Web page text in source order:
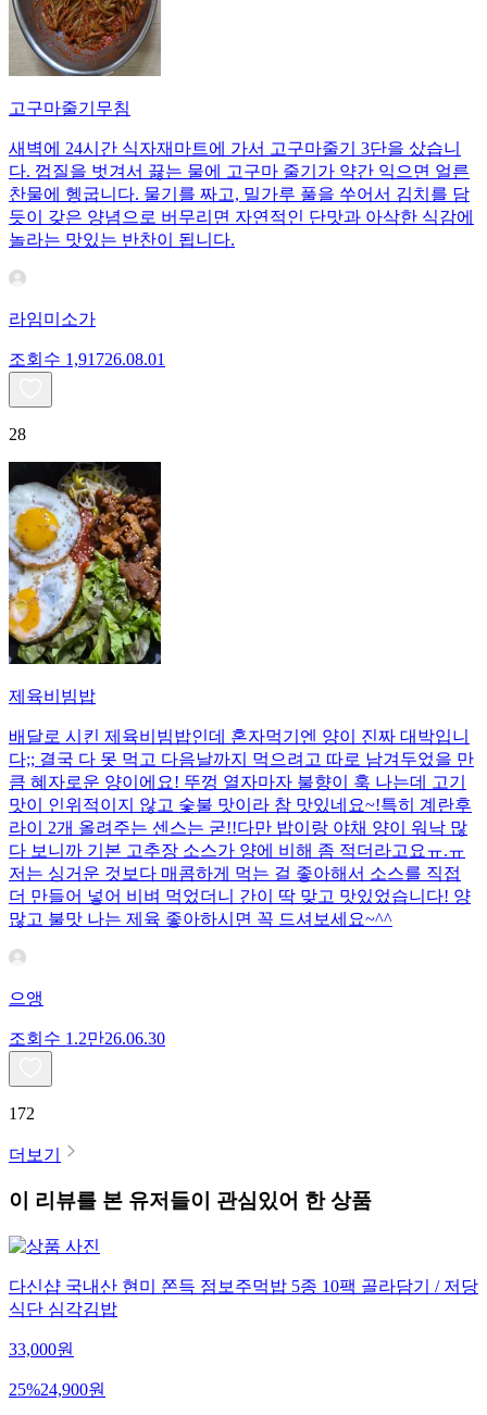
고구마줄기무침
새벽에 24시간 식자재마트에 가서 고구마줄기 3단을 샀습니
다. 껍질을 벗겨서 끓는 물에 고구마 줄기가 약간 익으면 얼른
찬물에 헹굽니다. 물기를 짜고, 밀가루 풀을 쑤어서 김치를 담
듯이 갖은 양념으로 버무리면 자연적인 단맛과 아삭한 식감에
놀라는 맛있는 반찬이 됩니다.
라임미소가
조회수 1,91726.08.01
28
제육비빔밥
배달로 시킨 제육비빔밥인데 혼자먹기엔 양이 진짜 대박입니
다;; 결국 다 못 먹고 다음날까지 먹으려고 따로 남겨두었을 만
큼 혜자로운 양이에요! 뚜껑 열자마자 불향이 훅 나는데 고기
맛이 인위적이지 않고 숯불 맛이라 참 맛있네요~!특히 계란후
라이 2개 올려주는 센스는 굳!! ​다만 밥이랑 야채 양이 워낙 많
다 보니까 기본 고추장 소스가 양에 비해 좀 적더라고요ㅠ.ㅠ
저는 싱거운 것보다 매콤하게 먹는 걸 좋아해서 소스를 직접
더 만들어 넣어 비벼 먹었더니 간이 딱 맞고 맛있었습니다! 양
많고 불맛 나는 제육 좋아하시면 꼭 드셔보세요~^^
으앵
조회수 1.2만26.06.30
172
더보기
이 리뷰를 본 유저들이 관심있어 한 상품
다신샵 국내산 현미 쫀득 점보주먹밥 5종 10팩 골라담기 / 저당
식단 심각김밥
33,000원
25%24,900원